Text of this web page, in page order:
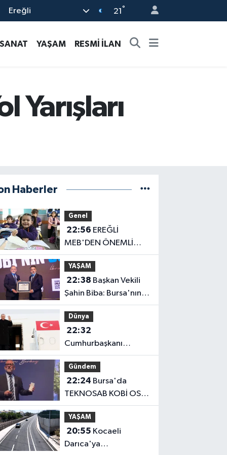
Ereğli 21 °
YAŞAM RESMİ İLAN
Yarışları
Haberler
Genel
22:56
MEB'DEN ÖNEMLİ
AÇIKLAMA
YAŞAM
22:38
Şahin Biba: Bursa'nın
geleceğini bütüncül
anlayışla planlıyoruz
Dünya
22:32
Cumhurbaşkanı
Erdoğan, Suudi
Arabistan yolcusu
Gündem
22:24
TEKNOSAB KOBİ OSB
tanıtıldı... Bursa'nın
kalkınma
yolculuğunda yeni
dönem
YAŞAM
20:55
Darıca'ya